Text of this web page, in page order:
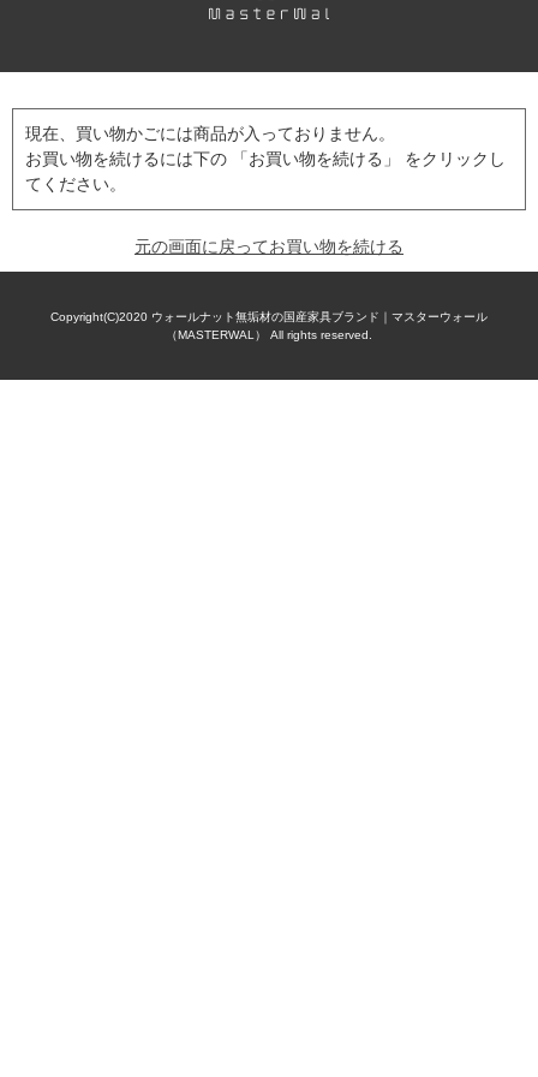
現在、買い物かごには商品が入っておりません。
お買い物を続けるには下の 「お買い物を続ける」 をクリックし
てください。
元の画面に戻ってお買い物を続ける
Copyright(C)2020 ウォールナット無垢材の国産家具ブランド｜マスターウォール
（MASTERWAL） All rights reserved.